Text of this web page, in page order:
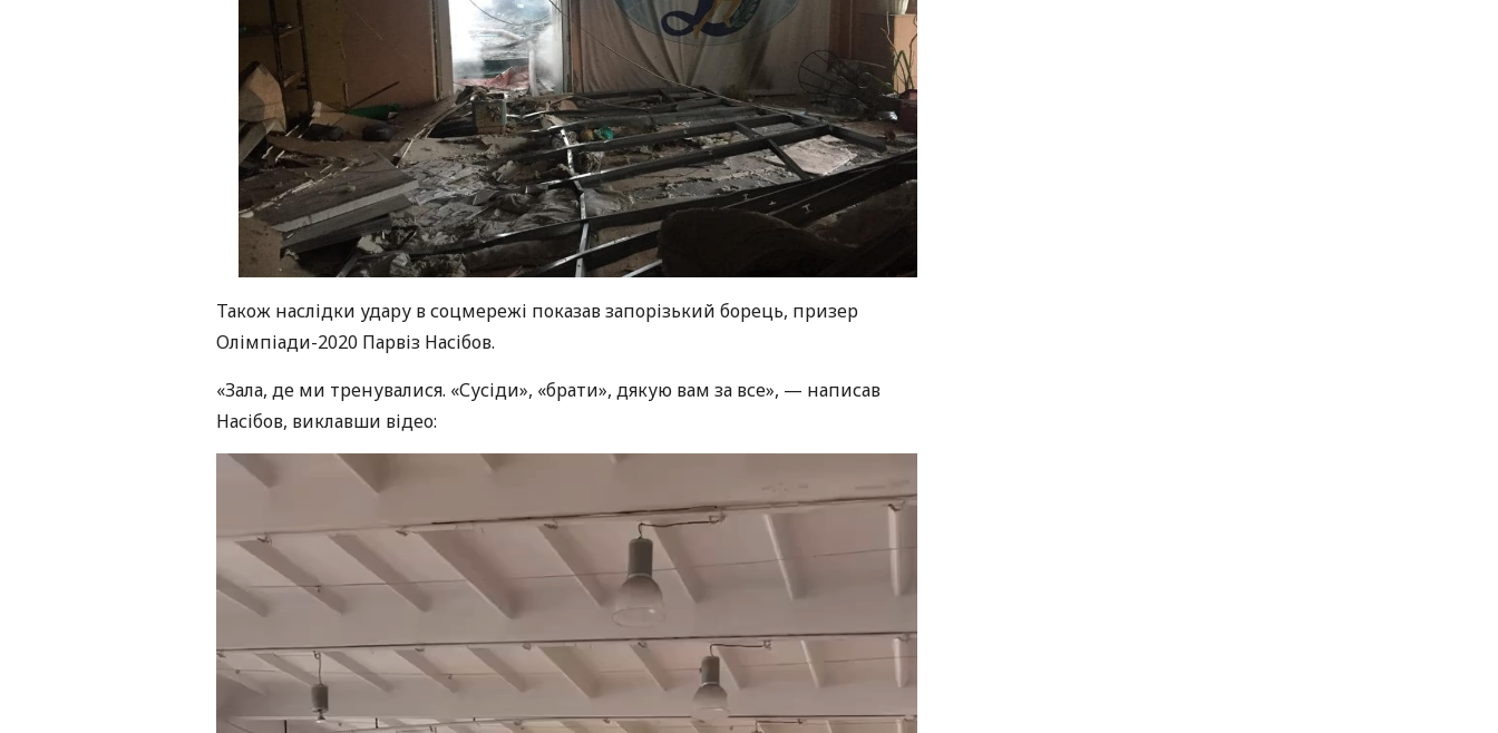
Також наслідки удару в соцмережі показав запорізький борець, призер
Олімпіади-2020 Парвіз Насібов.
«Зала, де ми тренувалися. «Сусіди», «брати», дякую вам за все», — написав
Насібов, виклавши відео: